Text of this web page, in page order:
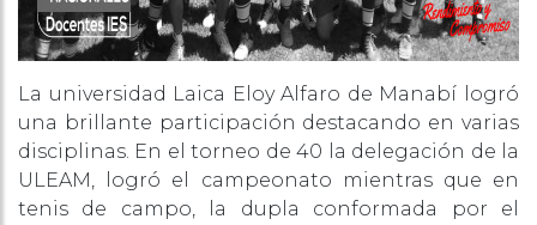
La universidad Laica Eloy Alfaro de Manabí logró
una brillante participación destacando en varias
disciplinas. En el torneo de 40 la delegación de la
ULEAM, logró el campeonato mientras que en
tenis de campo, la dupla conformada por el